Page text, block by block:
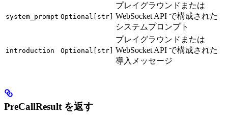
system_prompt Optional[str]
プレイグラウンドまたは
WebSocket API で構成された
システムプロンプト
introduction Optional[str]
プレイグラウンドまたは
WebSocket API で構成された
導入メッセージ
PreCallResult を返す